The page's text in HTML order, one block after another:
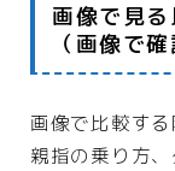
画像で見
（画像で
画像で比較す
親指の乗り方